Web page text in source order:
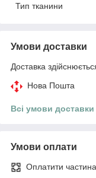
Тип тканини
Умови доставки
Доставка
Нова Пошта
Всі умови доставки
Умови оплати
Оплатити